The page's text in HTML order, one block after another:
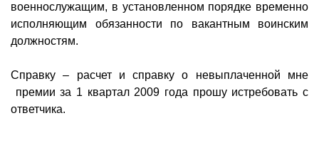
военнослужащим, в установленном порядке временно
исполняющим обязанности по вакантным воинским
должностям.
Справку – расчет и справку о невыплаченной мне
премии за 1 квартал 2009 года прошу истребовать с
ответчика.